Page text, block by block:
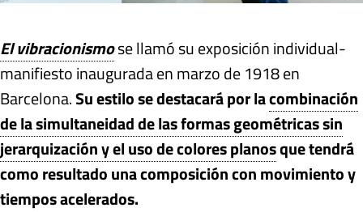
El vibracionismose llamó su exposición individual-
manifiesto inaugurada en marzo de 1918 en
Barcelona.Su estilo se destacará por lacombinación
de la simultaneidad de las formas geométricas sin
jerarquización y el uso de colores planosque tendrá
como resultado una composición con movimiento y
tiempos acelerados.